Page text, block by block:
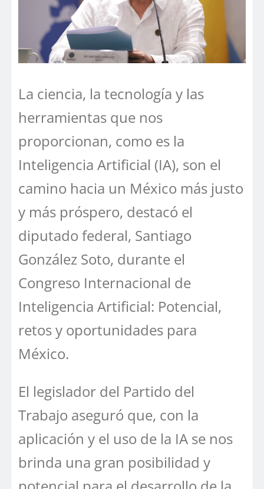
La ciencia, la tecnología y las
herramientas que nos
proporcionan, como es la
Inteligencia Artificial (IA), son el
camino hacia un México más justo
y más próspero, destacó el
diputado federal, Santiago
González Soto, durante el
Congreso Internacional de
Inteligencia Artificial: Potencial,
retos y oportunidades para
México.
El legislador del Partido del
Trabajo aseguró que, con la
aplicación y el uso de la IA se nos
brinda una gran posibilidad y